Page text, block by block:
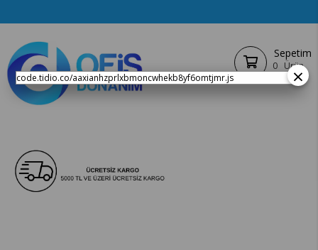
Sepetim
0 Ürün
×
code.tidio.co/aaxianhzprlxbmoncwhekb8yf6omtjmr.js